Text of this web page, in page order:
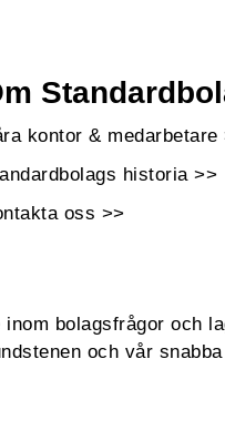
kontor & medarbetare
historia >>
oss >>
inom bolagsfrågor
och vår